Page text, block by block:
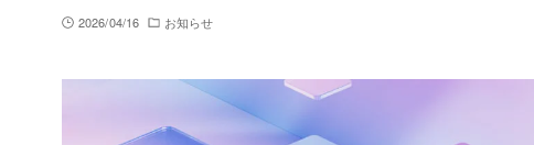
2026/04/16 お知らせ